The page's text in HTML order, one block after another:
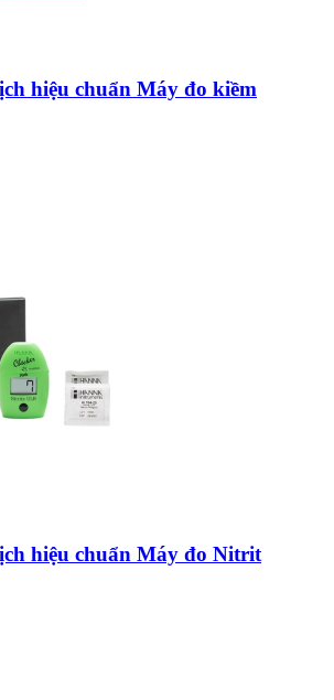
hiệu chuẩn Máy đo kiềm
hiệu chuẩn Máy đo Nitrit